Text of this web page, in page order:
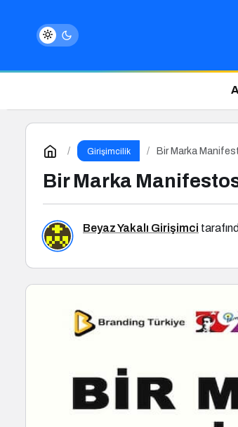
Girişimcilik Bir Marka
Bir Marka
Beyaz Yakalı Girişimci